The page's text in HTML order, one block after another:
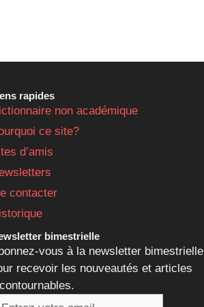
rapides
non académique
ce site?
d’amis
contacter
bimestrielle
vous à la newsletter bimestrielle
recevoir les nouveautés et articles